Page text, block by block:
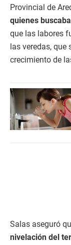
Provincial de
quienes
que las labores
las veredas,
crecimiento de
Salas aseguró
nivelación del